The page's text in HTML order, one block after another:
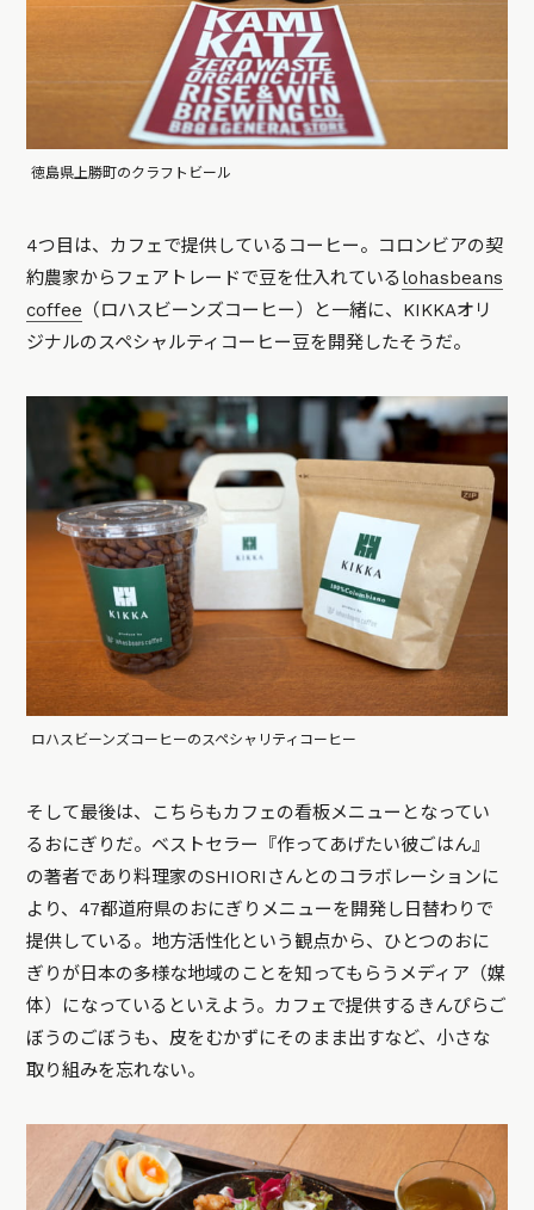
徳島県上勝町のクラフトビール
4つ目は、カフェで提供しているコーヒー。コロンビアの契
約農家からフェアトレードで豆を仕入れているlohasbeans
coffee （ロハスビーンズコーヒー）と一緒に、KIKKAオリ
ジナルのスペシャルティコーヒー豆を開発したそうだ。
ロハスビーンズコーヒーのスペシャリティコーヒー
そして最後は、こちらもカフェの看板メニューとなってい
るおにぎりだ。ベストセラー『作ってあげたい彼ごはん』
の著者であり料理家のSHIORIさんとのコラボレーションに
より、47都道府県のおにぎりメニューを開発し日替わりで
提供している。地方活性化という観点から、ひとつのおに
ぎりが日本の多様な地域のことを知ってもらうメディア（媒
体）になっているといえよう。カフェで提供するきんぴらご
ぼうのごぼうも、皮をむかずにそのまま出すなど、小さな
取り組みを忘れない。